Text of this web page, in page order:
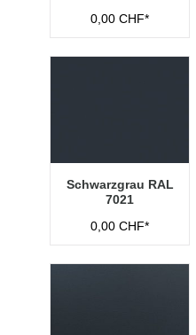
0,00 CHF*
Schwarzgrau RAL
7021
0,00 CHF*